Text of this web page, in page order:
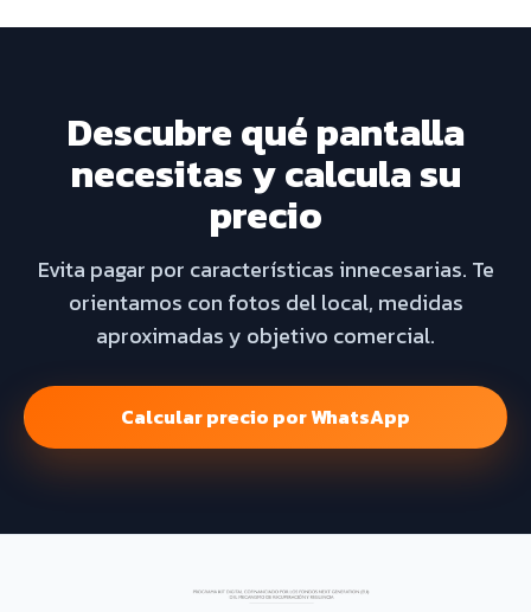
Descubre qué pantalla
necesitas y calcula su
precio
Evita pagar por características innecesarias. Te
orientamos con fotos del local, medidas
aproximadas y objetivo comercial.
Calcular precio por WhatsApp